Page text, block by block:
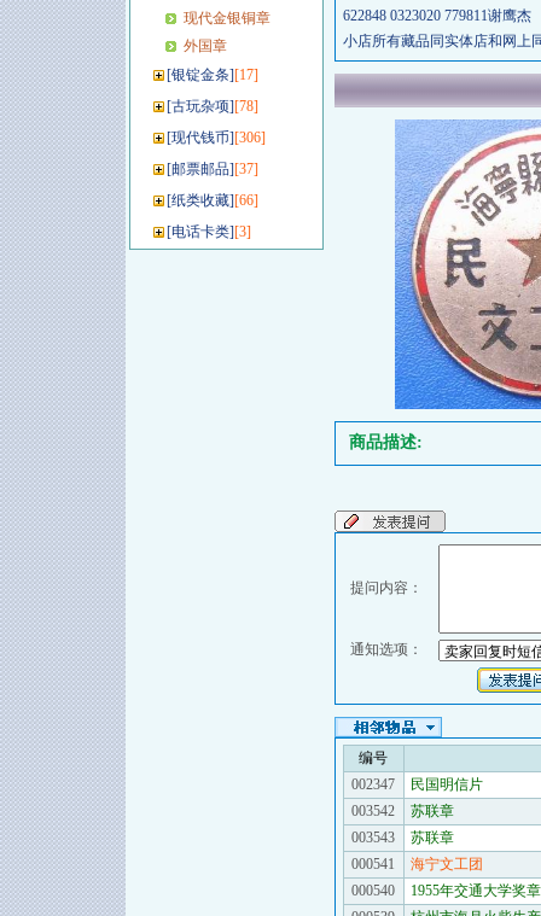
现代金银铜章
外国章
[银锭金条][17]
[古玩杂项][78]
[现代钱币][306]
[邮票邮品][37]
[纸类收藏][66]
[电话卡类][3]
622848 0323020 779811谢鹰杰
小店所有藏品同实体店和网上
商品描述:
提问内容：
通知选项：
编号
002347
民国明信片
003542
苏联章
003543
苏联章
000541
海宁文工团
000540
1955年交通大学奖章